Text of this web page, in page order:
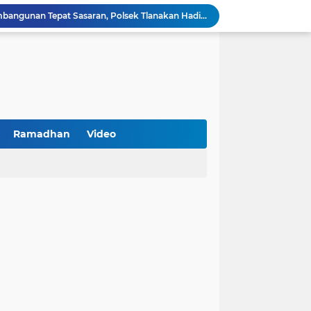
Kawal Perencanaan Pembangunan Tepat Sasaran, Polsek Tlanakan Hadiri Musrenbangdes Desa Bandaran
BPS Sampang: UMKM dan Usaha Besar Wajib Terdata di Sensus Ekonomi 2026, Kunci Kebijakan Tepat Sasaran
Baru Industri Jasa Keuangan
Ramadhan Video